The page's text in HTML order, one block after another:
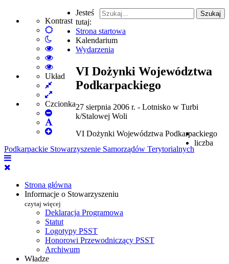
Kontrast
Default
mode
Włącz
tryb
nocny
High
Contrast
Black
White
High
Contrast
Black
High
Contrast
mode
Układ
Fixed
layout
Wide
layout
Czcionka
Set
Smaller
FontDefault
Set
Font
Szukaj
Podkarpackie Stowarzyszenie Samorządów Terytorialnych
Strona główna
Informacje o Stowarzyszeniu
czytaj więcej
Deklaracja Programowa
Statut
Logotypy PSST
Honorowi Przewodniczący PSST
Archiwum
Władze
Jesteś
tutaj:
Strona startowa
Kalendarium
Wydarzenia
VI Dożynki Województwa
Podkarpackiego
27 sierpnia 2006 r. - Lotnisko w Turbi
k/Stalowej Woli
VI Dożynki Województwa Podkarpackiego
liczba